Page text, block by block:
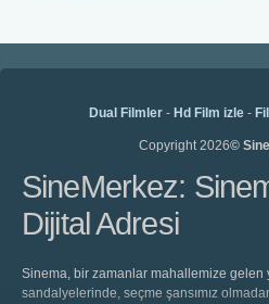
Dual Filmler- Hd Film izle-
Copyright 2026©
SineMerkez:
Dijital Adresi
Sinema, bir zamanlar mahallemize gelen
sandalyelerinde, seçme şansımız